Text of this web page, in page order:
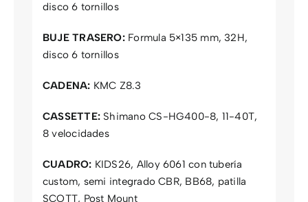
disco 6 tornillos
BUJE TRASERO:Formula 5×135 mm, 32H,
disco 6 tornillos
CADENA: KMC Z8.3
CASSETTE: Shimano CS-HG400-8, 11-40T,
8 velocidades
CUADRO: KIDS26, Alloy 6061 con tubería
custom, semi integrado CBR, BB68, patilla
SCOTT, Post Mount